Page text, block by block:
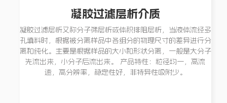
凝胶过滤层析介质
凝胶过滤层析又称分子筛层析或体积排阻层析，当液体流经多
孔填料时，根据被分离样品中各组分的物理尺寸的差异进行分
离和纯化。主要是根据样品的大小和形状分离，一般是大分子
先流出来，小分子后流出来。 产品特性：粒径均一，高流
速，高分辨率，稳定性好，非特异性吸附少。